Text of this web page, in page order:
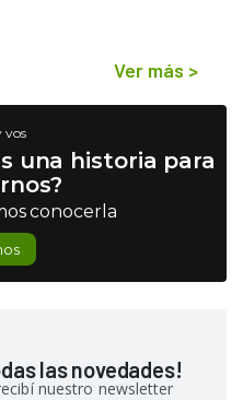
Ver más >
vos
una historia para
conocerla
las novedades!
nuestro newsletter